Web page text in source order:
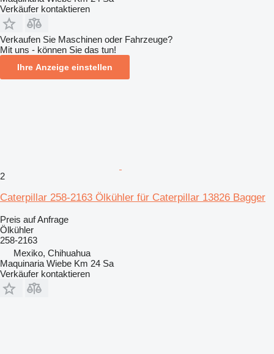
Verkäufer kontaktieren
Verkaufen Sie Maschinen oder Fahrzeuge?
Mit uns - können Sie das tun!
Ihre Anzeige einstellen
2
Caterpillar 258-2163 Ölkühler für Caterpillar 13826 Bagger
Preis auf Anfrage
Ölkühler
258-2163
Mexiko, Chihuahua
Maquinaria Wiebe Km 24 Sa
Verkäufer kontaktieren